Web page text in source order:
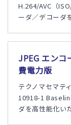
H.264/AVC（
ーダ／デコーダ
JPEG エンコ
費電力版
テクノマセマテ
10918-1
ダを高性能化い